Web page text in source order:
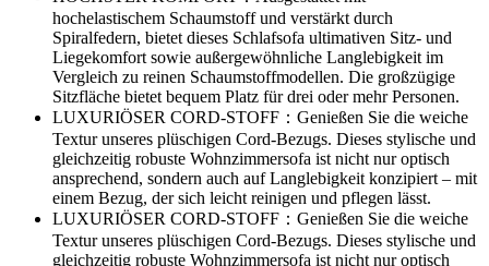
hochelastischem Schaumstoff und verstärkt durch
Spiralfedern, bietet dieses Schlafsofa ultimativen Sitz- und
Liegekomfort sowie außergewöhnliche Langlebigkeit im
Vergleich zu reinen Schaumstoffmodellen. Die großzügige
Sitzfläche bietet bequem Platz für drei oder mehr Personen.
LUXURIÖSER CORD-STOFF：Genießen Sie die weiche
Textur unseres plüschigen Cord-Bezugs. Dieses stylische und
gleichzeitig robuste Wohnzimmersofa ist nicht nur optisch
ansprechend, sondern auch auf Langlebigkeit konzipiert – mit
einem Bezug, der sich leicht reinigen und pflegen lässt.
LUXURIÖSER CORD-STOFF：Genießen Sie die weiche
Textur unseres plüschigen Cord-Bezugs. Dieses stylische und
gleichzeitig robuste Wohnzimmersofa ist nicht nur optisch